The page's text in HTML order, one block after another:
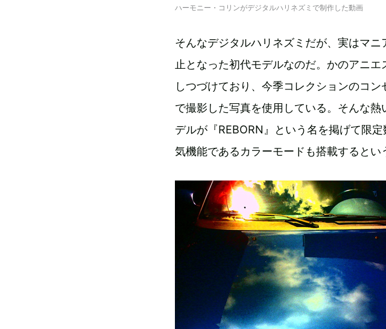
ハーモニー・コリンがデジタルハリネズミで制作した動画
そんなデジタルハリネズミだが、実はマ
止となった初代モデルなのだ。かのアニ
しつづけており、今季コレクションのコ
で撮影した写真を使用している。そんな
デルが『REBORN』という名を掲げて限
気機能であるカラーモードも搭載するとい